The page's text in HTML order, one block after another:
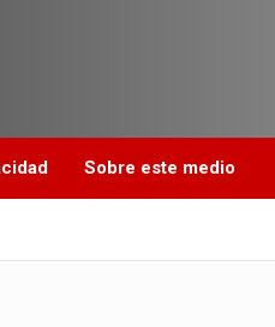
Sobre este medio